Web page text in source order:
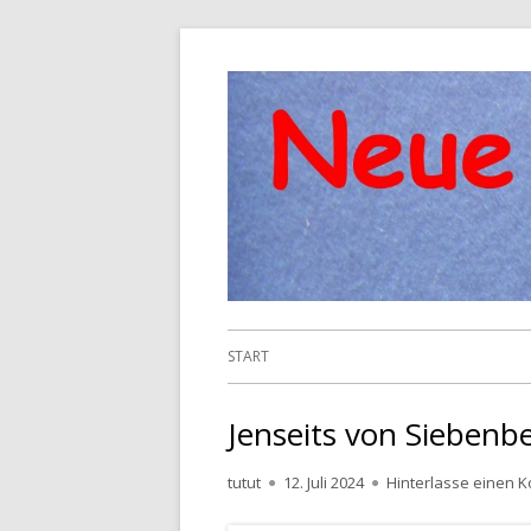
Primäres
START
Jenseits von
Autor
tutut
Veröffentlicht
12. Juli 2024 Hinterlasse einen